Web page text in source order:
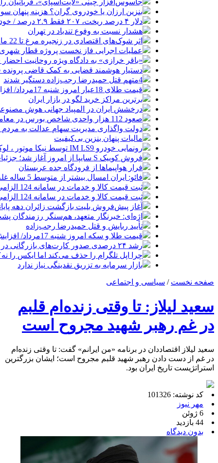
جاسوس‌افزار چینی «لایت‌اسپای»، قربانیان را در ۱۳ کشور ازجمله آمریکا
بنزین ارزان یا خودروی گران؟ هزینه
دلار ۴ درصد ریخت، ۲۰۷ فقط ۲.۹ درصد / خودرو زیر فشار دلار کوتاه می‌آید؟
هشدار نسبت به وفوع تندباد در تهران
اثر شوک‌های اقتصادی در زنجیره مرغ تا 22 ماه باقی می‌ماند
عملیات اجرایی فاز نخست پروژه قطار
«باقر خرازی» به دادگاه ویژه روحانیت
دستیار هوشمند قضایی به کمک قاضی پرونده
4متهم قتل حمیدرضا رجب‌زاده دستگیر شدند
قیمت طلای 18عیار امروز شنبه 17مرداد/ افزایش قیمت + جدول و جزئیات
برترین مراکز خرید لگو در بازار ایران
درخشش ایران در المپیاد جهانی هوش
صعود 112 هزار واحدی شاخص بورس در معاملات امروز
دولت واگذاری مدیریت سهام عدالت به مردم
مالیات پنهان بنزین بی‌کیفیت
رونمایی خودرو IM LS9 توسط نیکا موتور ، لوکس ترین شاسی بلند EREV در ایران
فروش کوییک S سایپا از امروز آغاز شد؛ جزئیات ثبت‌نام و شرایط
فرار هواپیماها از فرودگاه جده عربستان
فائو: ایران امسال بیشتر از متوسط 5 ساله غله تولید می‌کند
ثبت قیمت کالا و خدمات در سامانه 124 الزامی شد
ثبت قیمت کالا و خدمات در سامانه 124 الزامی شد
آغاز پیش‌فروش بلیت بازگشت زائران دهه
اژه‌ای: خبرنگار متعهد، هم‌سنگر رزمندگان
تأیید ربایش و قتل حمیدرضا رجب‌زاده
قیمت طلا و سکه امروز شنبه 17مرداد/ افزایش همه قیمت ها + جدول و جزئیات
رشد ۲۴ درصدی صدور کارت‌های بازرگانی در گرگان
چرا اپل تلگرام را حذف می‌کند اما ایکس را
بازار سرمایه به تزریق نقدینگی نیاز ندارد
صفحه نخست / سیاسی و اجتماعی
سعید لیلاز: تا وقتی زنده‌ام قلبم
در غم رهبر شهید مجروح است
سعید لیلاز اقتصاددان در برنامه «من ایرانم» گفت: تا وقتی زنده‌ام
در غم از دست دادن رهبر شهید قلبم مجروح است؛ ایشان بزرگترین
استراتژیست تاریخ ایران بود.
کد نوشته: 101326
مهر نیوز
6 ژوئن
44 بازدید
بدون دیدگاه